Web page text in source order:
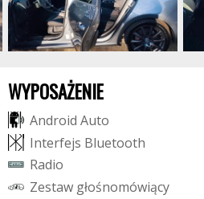
WYPOSAŻENIE
Android Auto
Interfejs Bluetooth
Radio
Zestaw głośnomówiący